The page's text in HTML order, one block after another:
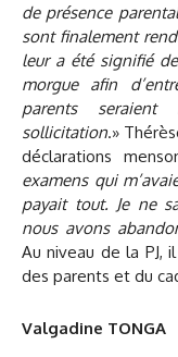
de présence
sont finalement
leur a été signifié
morgue afin
parents
sollicitation.»
déclarations
examens qui
payait tout. Je ne
nous avons
Au niveau de la PJ,
des parents et du
Valgadine TONGA